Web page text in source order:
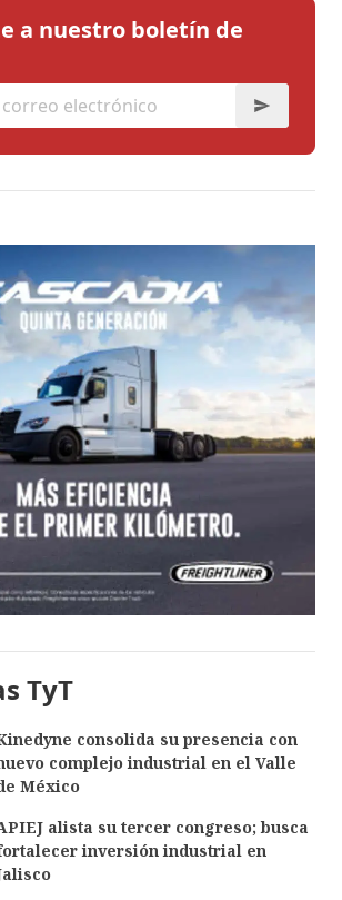
a nuestro boletín de
TyT
consolida su presencia con
complejo industrial en el Valle
México
alista su tercer congreso; busca
inversión industrial en